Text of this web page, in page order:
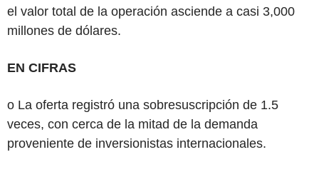
el valor total de la operación asciende a casi 3,000
millones de dólares.
EN CIFRAS
o La oferta registró una sobresuscripción de 1.5
veces, con cerca de la mitad de la demanda
proveniente de inversionistas internacionales.